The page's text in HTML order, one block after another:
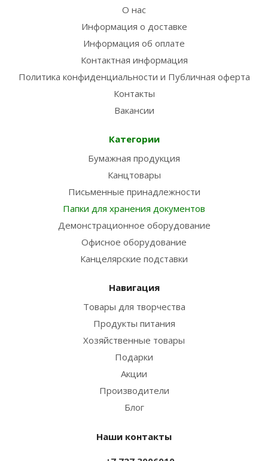
О нас
Информация о доставке
Информация об оплате
Контактная информация
Политика конфиденциальности и Публичная оферта
Контакты
Вакансии
Категории
Бумажная продукция
Канцтовары
Письменные принадлежности
Папки для хранения документов
Демонстрационное оборудование
Офисное оборудование
Канцелярские подставки
Навигация
Товары для творчества
Продукты питания
Хозяйственные товары
Подарки
Акции
Производители
Блог
Наши контакты